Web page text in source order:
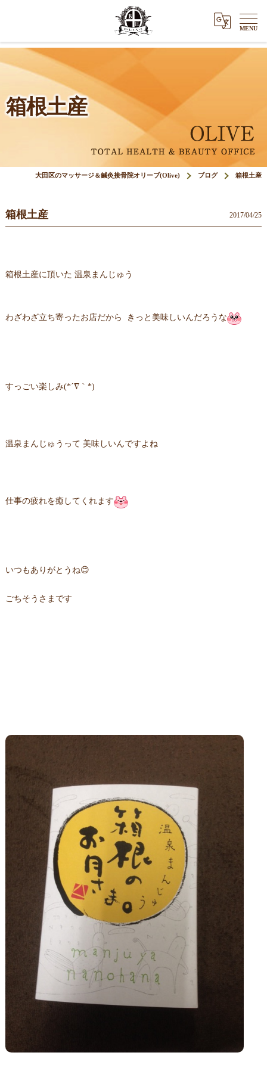
箱根土産
大田区のマッサージ＆鍼灸接骨院オリーブ(Olive) ブログ 箱根土産
箱根土産 2017/04/25
箱根土産に頂いた 温泉まんじゅう
わざわざ立ち寄ったお店だから きっと美味しいんだろうな
すっごい楽しみ(*´∇｀*)
温泉まんじゅうって 美味しいんですよね
仕事の疲れを癒してくれます
いつもありがとうね😊
ごちそうさまです